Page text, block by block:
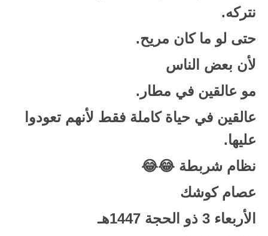
نتركه.
حتى لو ما كان مريح.
لأن بعض الناس
مو عالقين في مطار.
عالقين في حياة كاملة فقط لأنهم تعودوا
عليها.
نظام شربطة 😂😂
عصام كوشك
الأربعاء 3 ذو الحجة 1447هـ